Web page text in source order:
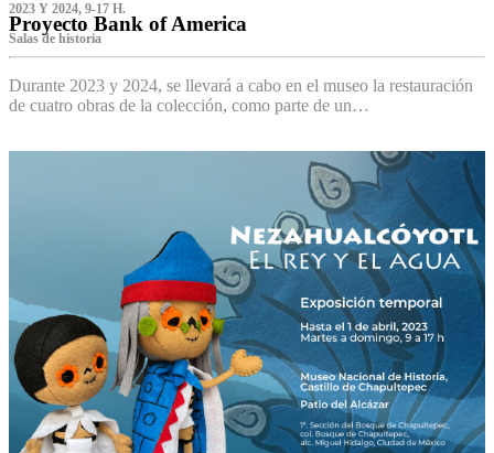
2023 Y 2024, 9-17 H.
Proyecto Bank of America
S‌alas de historia
Durante 2023 y 2024, se llevará a cabo en el museo la restauración
de cuatro obras de la colección, como parte de un…